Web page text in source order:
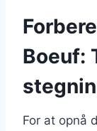
Boeuf:
For at opnå